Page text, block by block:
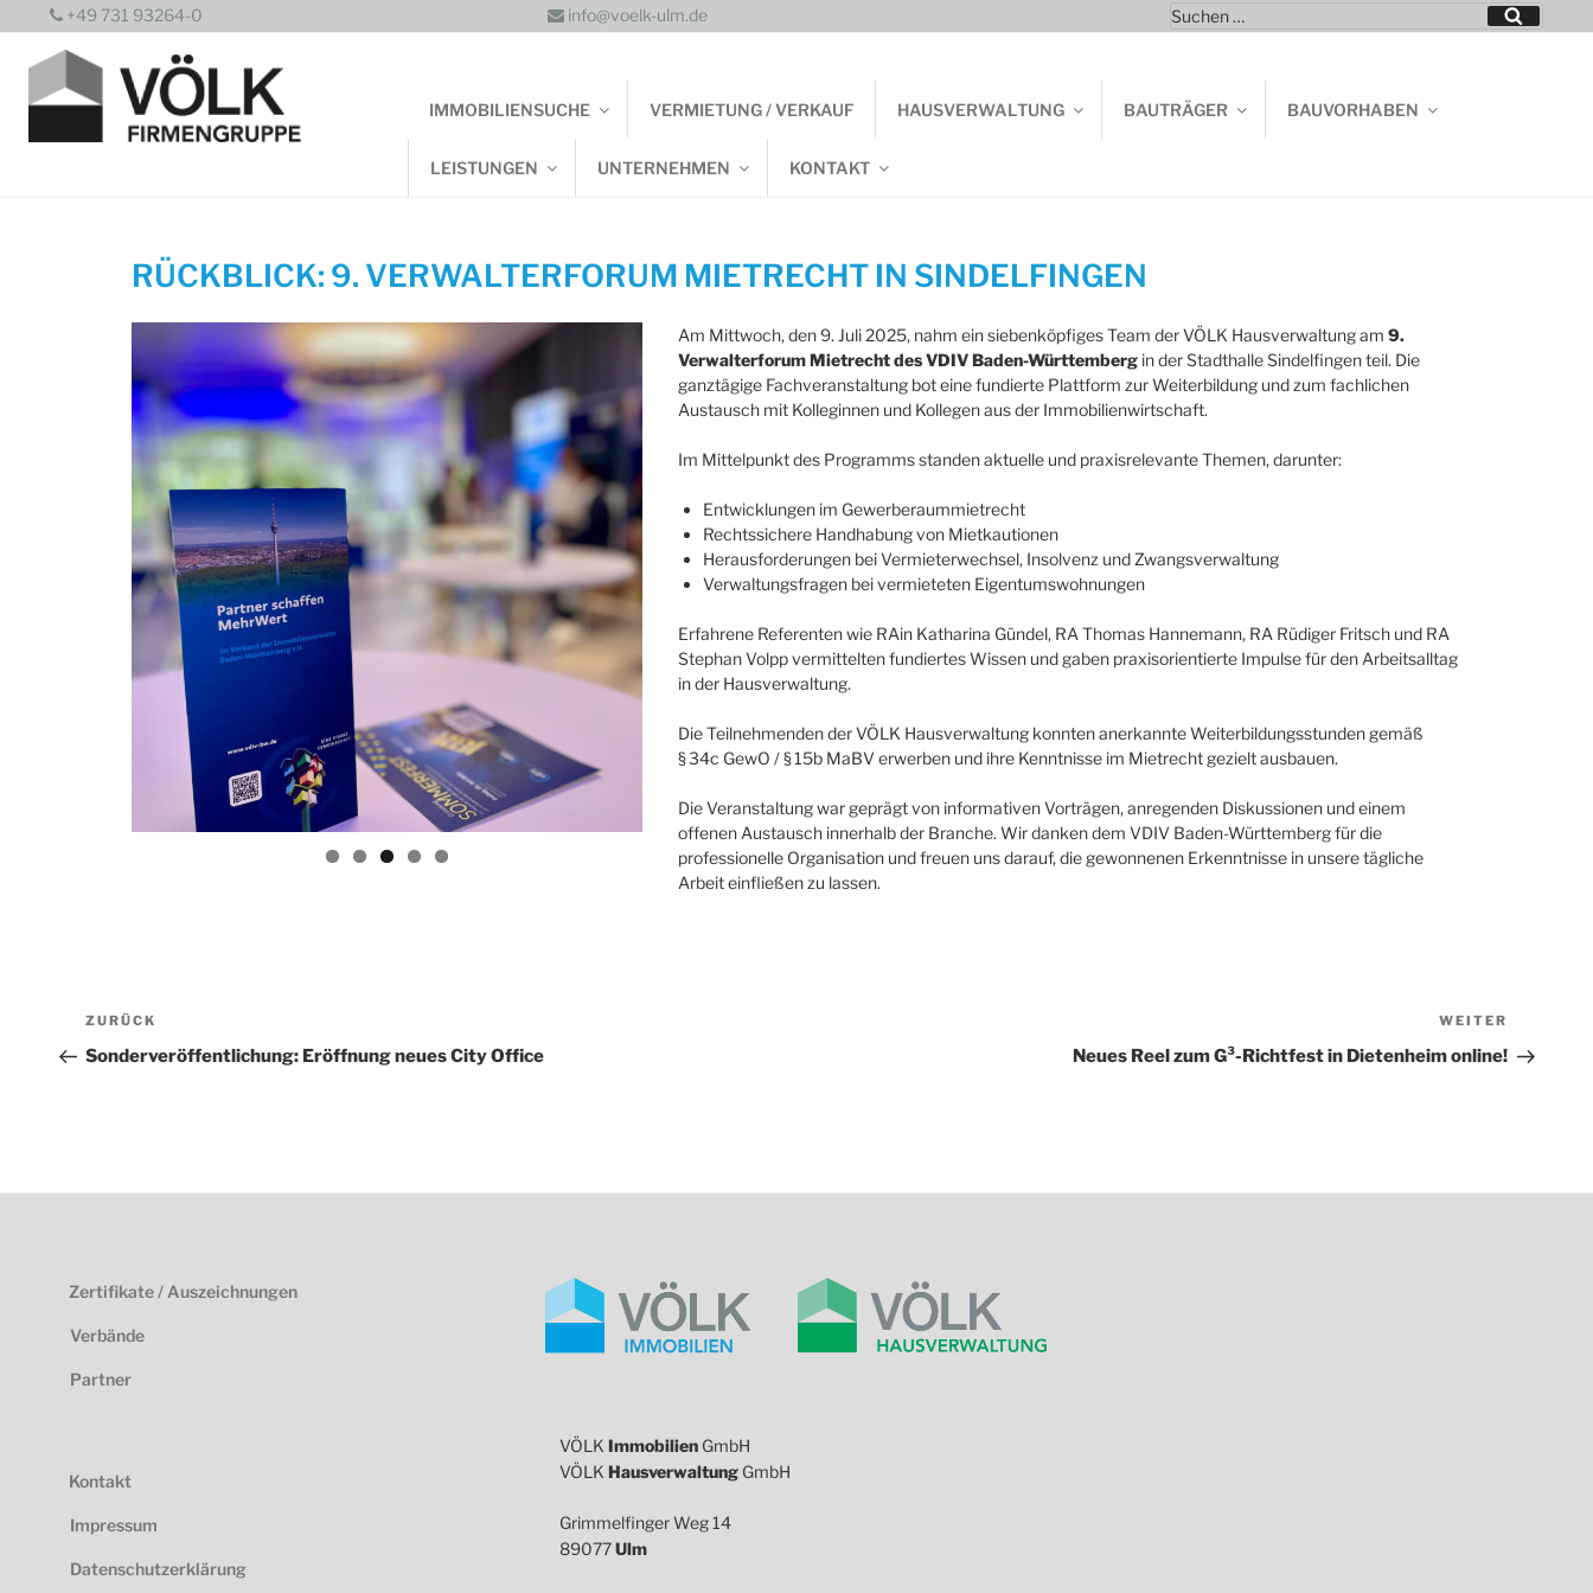
Inhalt
springen
+49 731 93264-0 info@voelk-ulm.de
Suchen
nach:
Suchen
IMMOBILIENSUCHE VERMIETUNG / VERKAUF HAUSVERWALTUNG BAUTRÄGER BAUVORHABEN
LEISTUNGEN UNTERNEHMEN KONTAKT
RÜCKBLICK: 9. VERWALTERFORUM MIETRECHT IN SINDELFINGEN
Am Mittwoch, den 9. Juli 2025, nahm ein siebenköpfiges Team der VÖLK Hausverwaltung am 9.
Verwalterforum Mietrecht des VDIV Baden-Württembergin der Stadthalle Sindelfingen teil. Die
ganztägige Fachveranstaltung bot eine fundierte Plattform zur Weiterbildung und zum fachlichen
Austausch mit Kolleginnen und Kollegen aus der Immobilienwirtschaft.
Im Mittelpunkt des Programms standen aktuelle und praxisrelevante Themen, darunter:
Entwicklungen im Gewerberaummietrecht
Rechtssichere Handhabung von Mietkautionen
Herausforderungen bei Vermieterwechsel, Insolvenz und Zwangsverwaltung
Verwaltungsfragen bei vermieteten Eigentumswohnungen
Erfahrene Referenten wie RAin Katharina Gündel, RA Thomas Hannemann, RA Rüdiger Fritsch und RA
Stephan Volpp vermittelten fundiertes Wissen und gaben praxisorientierte Impulse für den Arbeitsalltag
in der Hausverwaltung.
Die Teilnehmenden der VÖLK Hausverwaltung konnten anerkannte Weiterbildungsstunden gemäß
§ 34c GewO / § 15b MaBV erwerben und ihre Kenntnisse im Mietrecht gezielt ausbauen.
Die Veranstaltung war geprägt von informativen Vorträgen, anregenden Diskussionen und einem
offenen Austausch innerhalb der Branche. Wir danken dem VDIV Baden-Württemberg für die
professionelle Organisation und freuen uns darauf, die gewonnenen Erkenntnisse in unsere tägliche
Arbeit einfließen zu lassen.
Beitragsnavigation
Vorheriger
Beitrag
ZURÜCK
Sonderveröffentlichung: Eröffnung neues City Office
Beitrag
WEITER
Neues Reel zum G³-Richtfest in Dietenheim online!
Zertifikate / Auszeichnungen
Verbände
Partner
Kontakt
Impressum
Datenschutzerklärung
VÖLK Immobilien GmbH
VÖLK Hausverwaltung GmbH
Grimmelfinger Weg 14
89077Ulm